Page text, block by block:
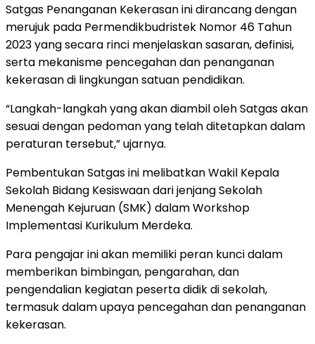
Satgas Penanganan Kekerasan ini dirancang dengan
merujuk pada Permendikbudristek Nomor 46 Tahun
2023 yang secara rinci menjelaskan sasaran, definisi,
serta mekanisme pencegahan dan penanganan
kekerasan di lingkungan satuan pendidikan.
“Langkah-langkah yang akan diambil oleh Satgas akan
sesuai dengan pedoman yang telah ditetapkan dalam
peraturan tersebut,” ujarnya.
Pembentukan Satgas ini melibatkan Wakil Kepala
Sekolah Bidang Kesiswaan dari jenjang Sekolah
Menengah Kejuruan (SMK) dalam Workshop
Implementasi Kurikulum Merdeka.
Para pengajar ini akan memiliki peran kunci dalam
memberikan bimbingan, pengarahan, dan
pengendalian kegiatan peserta didik di sekolah,
termasuk dalam upaya pencegahan dan penanganan
kekerasan.